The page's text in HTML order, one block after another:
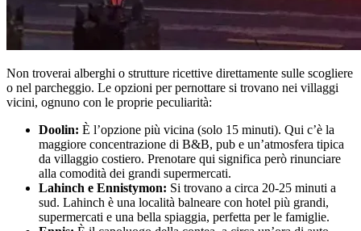
Non troverai alberghi o strutture ricettive direttamente sulle scogliere
o nel parcheggio. Le opzioni per pernottare si trovano nei villaggi
vicini, ognuno con le proprie peculiarità:
Doolin: È l’opzione più vicina (solo 15 minuti). Qui c’è la
maggiore concentrazione di B&B, pub e un’atmosfera tipica
da villaggio costiero. Prenotare qui significa però rinunciare
alla comodità dei grandi supermercati.
Lahinch e Ennistymon: Si trovano a circa 20-25 minuti a
sud. Lahinch è una località balneare con hotel più grandi,
supermercati e una bella spiaggia, perfetta per le famiglie.